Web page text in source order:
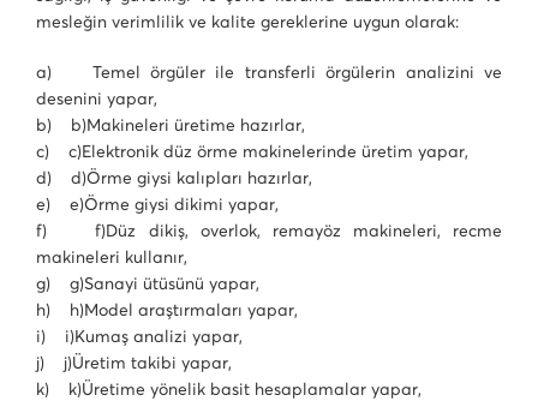
mesleğin verimlilik ve kalite gereklerine uygun olarak:
a) Temel örgüler ile transferli örgülerin analizini ve
desenini yapar,
b) b)Makineleri üretime hazırlar,
c) c)Elektronik düz örme makinelerinde üretim yapar,
d) d)Örme giysi kalıpları hazırlar,
e) e)Örme giysi dikimi yapar,
f) f)Düz dikiş, overlok, remayöz makineleri, recme
makineleri kullanır,
g) g)Sanayi ütüsünü yapar,
h) h)Model araştırmaları yapar,
i) i)Kumaş analizi yapar,
j) j)Üretim takibi yapar,
k) k)Üretime yönelik basit hesaplamalar yapar,